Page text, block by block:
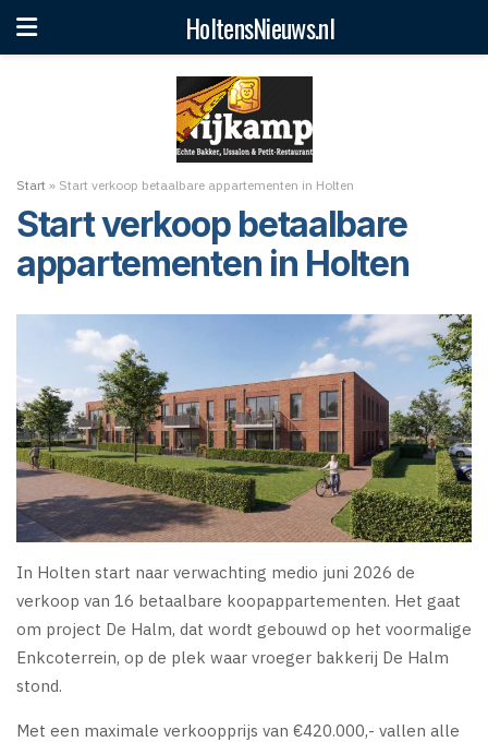
HoltensNieuws.nl
Start » Start verkoop betaalbare appartementen in Holten
Start verkoop betaalbare
appartementen in Holten
In Holten start naar verwachting medio juni 2026 de
verkoop van 16 betaalbare koopappartementen. Het gaat
om project De Halm, dat wordt gebouwd op het voormalige
Enkcoterrein, op de plek waar vroeger bakkerij De Halm
stond.
Met een maximale verkoopprijs van €420.000,- vallen alle